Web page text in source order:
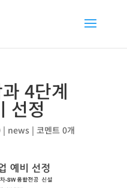
4단계
선정
| news| 코멘트 0개